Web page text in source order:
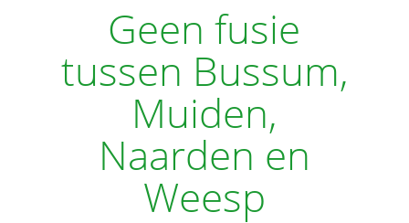
Geen fusie
tussen Bussum,
Muiden,
Naarden en
Weesp